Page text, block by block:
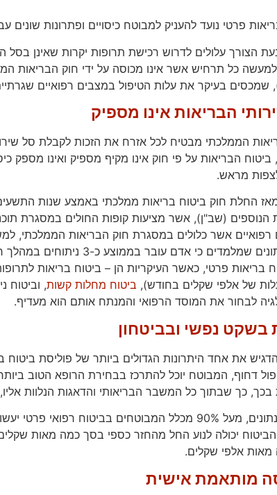
פרטי נועד להעניק למבוטח כיסויים ופתרונות שונים
הצורך עלולים לדרוש רכישת תרופות יקרות שאינן בסל
כל תרחיש אשר אינו מכוסה על ידי חוק הבריאות
שמכסים בעיקר את עלות הטיפול במצבים רפואיים
הבריאות אינו מספיק
הממלכתי מבטיח לכל אזרח את הזכות לקבלת סל
הבריאות על פי חוק אינו מקיף מספיק ואינו מספק
מראש.
מאז החלת חוק ביטוח בריאות ממלכתי באמצע שנות
הנוספים (שב"ן), אשר מציעות קופות החולים במסגרת
רפואיים אשר כלולים במסגרת חוק הבריאות הממלכתי,
לצד הנתונים שמלמדים כי
בריאות פרטי, כאשר העיקריות הן – ביטוח בריאות
של אלפי שקלים בחודש), ביטוח מחלות קשות, וביטוח
לבחור את המוסד הרפואי והמנתח אותם הוא מעדיף.
בשקט נפשי ובביטחון
את אחד היתרונות הגדולים ביותר של פוליסת
דחוף, המבוטח יוכל להתרכז בבחירת הרופא הטוב
בכך, כך שבתוך כל המשבר הבריאותי והדאגות הנלוות
על פי הנתונים, מעל 90% מכלל המבוטחים
יכולה לנוע החל מהחזר כספי בסך כמה מאות
אלפי שקלים.
מותאמת אישית